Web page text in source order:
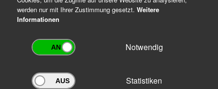
Archivportal Thüringen
werden nur mit Ihrer Zustimmung gesetzt. Weitere
Informationen
Notwendig
Statistiken